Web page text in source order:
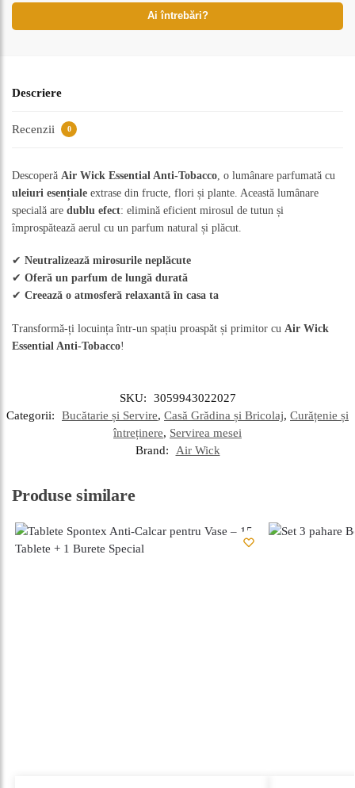
Ai întrebări?
Descriere
Recenzii 0
Descoperă Air Wick Essential Anti-Tobacco , o lumânare parfumată cu
uleiuri esențiale extrase din fructe, flori și plante. Această lumânare
specială are dublu efect: elimină eficient mirosul de tutun și
împrospătează aerul cu un parfum natural și plăcut.
✔ Neutralizează mirosurile neplăcute
✔ Oferă un parfum de lungă durată
✔ Creează o atmosferă relaxantă în casa ta
Transformă-ți locuința într-un spațiu proaspăt și primitor cu Air Wick
Essential Anti-Tobacco!
SKU:
3059943022027
Categorii:
Bucătarie și Servire, Casă Grădina și Bricolaj, Curățenie și
întreținere, Servirea mesei
Brand:
Air Wick
Produse similare